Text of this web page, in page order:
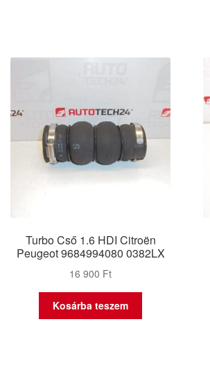
Turbo Cső 1.6 HDI Citroën
Peugeot 9684994080 0382LX
16 900 Ft
Kosárba teszem